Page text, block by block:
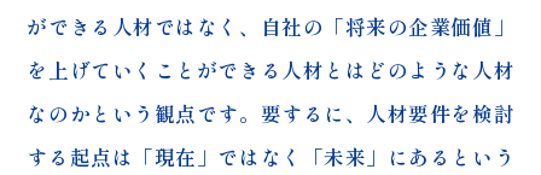
ができる人材ではなく、自社の「将来の企業価値」
を上げていくことができる人材とはどのような人材
なのかという観点です。要するに、人材要件を検討
する起点は「現在」ではなく「未来」にあるという